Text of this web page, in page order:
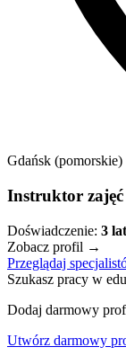
Gdańsk (pomorskie)
Instruktor
Doświadczenie: 3
Zobacz profil →
Przeglądaj
Szukasz pracy w
Dodaj darmowy
Utwórz darmowy